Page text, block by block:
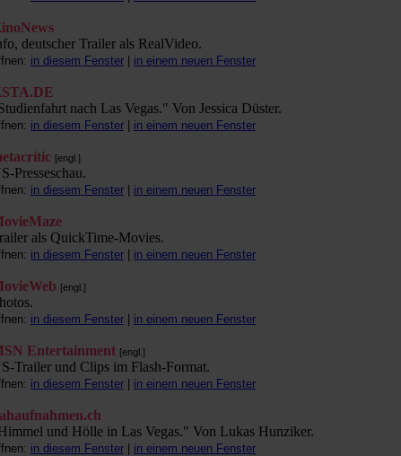
deutscher Trailer als RealVideo.
in diesem Fenster in einem neuen Fenster
nach Las Vegas." Von Jessica Düster.
in diesem Fenster in einem neuen Fenster
[engl.]
Presseschau.
in diesem Fenster in einem neuen Fenster
als QuickTime-Movies.
in diesem Fenster in einem neuen Fenster
[engl.]
in diesem Fenster in einem neuen Fenster
Entertainment [engl.]
Trailer und Clips im Flash-Format.
in diesem Fenster in einem neuen Fenster
und Hölle in Las Vegas." Von Lukas Hunziker.
in diesem Fenster in einem neuen Fenster